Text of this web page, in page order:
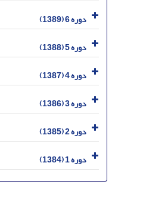
دوره 6 (1389)
دوره 5 (1388)
دوره 4 (1387)
دوره 3 (1386)
دوره 2 (1385)
دوره 1 (1384)